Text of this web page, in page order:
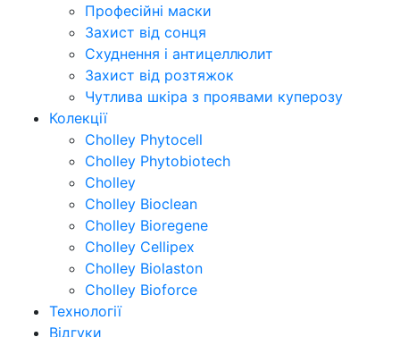
Професійні маски
Захист від сонця
Схуднення і антицеллюлит
Захист від розтяжок
Чутлива шкіра з проявами куперозу
Колекції
Cholley Phytocell
Cholley Phytobiotech
Cholley
Cholley Bioclean
Cholley Bioregene
Cholley Cellipex
Cholley Biolaston
Cholley Bioforce
Технології
Відгуки